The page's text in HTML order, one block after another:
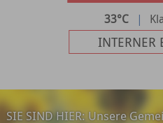
33°C |
INTERNER
SIE SIND HIER:Unsere